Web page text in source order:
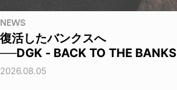
NEWS
復活したバンクスへ
──DGK - BACK TO THE BANKS
2026.08.05